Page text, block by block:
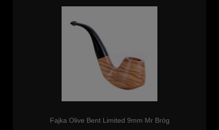
Fajka Olive Bent Limited 9mm Mr Bróg